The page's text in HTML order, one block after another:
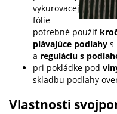
vykurovacej
fólie
potrebné použiť
plávajúce podlahy s
a reguláciu s
pri pokládke pod
skladbu podlahy
Vlastnosti